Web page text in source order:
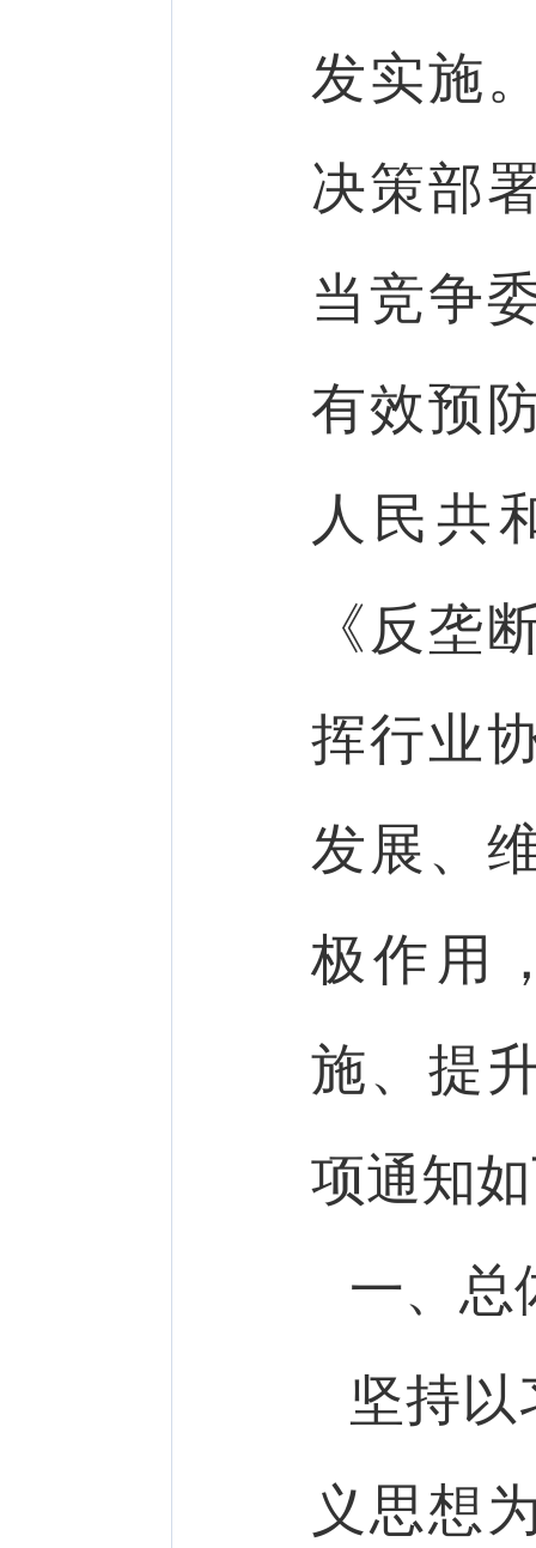
发实施
决策部
当竞争
有效预
人民共
《反垄
挥行业
发展、
极作用
施、提
项通知
一、总
坚持
义思想